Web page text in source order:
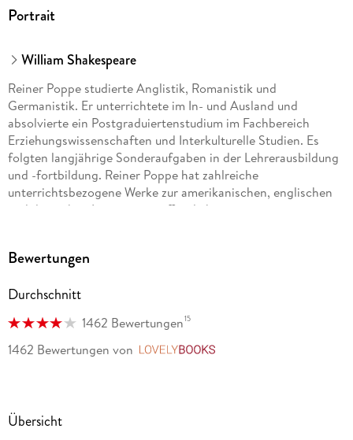
Portrait
William Shakespeare
Reiner Poppe studierte Anglistik, Romanistik und
Germanistik. Er unterrichtete im In- und Ausland und
absolvierte ein Postgraduiertenstudium im Fachbereich
Erziehungswissenschaften und Interkulturelle Studien. Es
folgten langjährige Sonderaufgaben in der Lehrerausbildung
und -fortbildung. Reiner Poppe hat zahlreiche
unterrichtsbezogene Werke zur amerikanischen, englischen
und deutschen Literatur veröffentlicht.
Dichter und Dramatiker der Weltgeschichte. Er verfasste
denen er schon zu Lebzeiten Anerkennung und Wohlstand
errang. Aber erst in den folgenden Jahrhunderten wurde er
zum Prototypen des literarischen Genies, ohne den die
Entwicklung der neueren Literatur von Goethe über Brecht
Bewertungen
Durchschnitt
1462 Bewertungen15
1462 Bewertungen von
Übersicht